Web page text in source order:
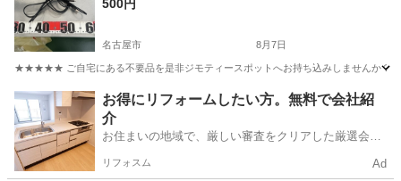
500円
名古屋市 8月7日
★★★★★ ご自宅にある不要品を是非ジモティースポットへお持ち込みしませんか？
愛知 名古屋市 携帯アクセサリー 現地
お得にリフォームしたい方。無料で会社紹
介
お住まいの地域で、厳しい審査をクリアした厳選会社
リフォスム Ad